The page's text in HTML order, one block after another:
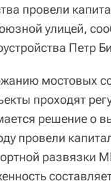
провели
улицей,
Петр
мостовых
проходят
решение о
провели
развязки